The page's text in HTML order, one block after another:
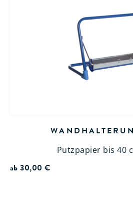
Putzpapier bis 40
ab30,00€